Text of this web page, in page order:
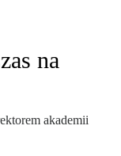
na
akademii